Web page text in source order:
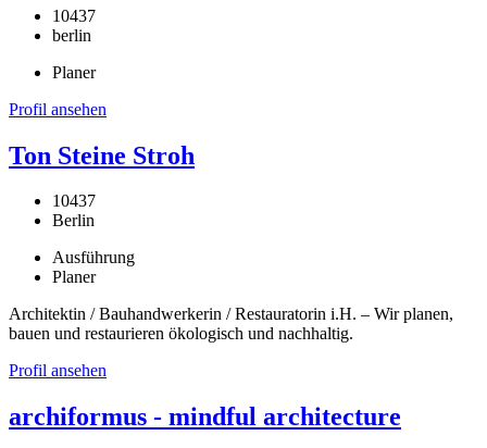
10437
berlin
Planer
Profil ansehen
Ton Steine Stroh
10437
Berlin
Ausführung
Planer
Architektin / Bauhandwerkerin / Restauratorin i.H. – Wir planen,
bauen und restaurieren ökologisch und nachhaltig.
Profil ansehen
archiformus - mindful architecture